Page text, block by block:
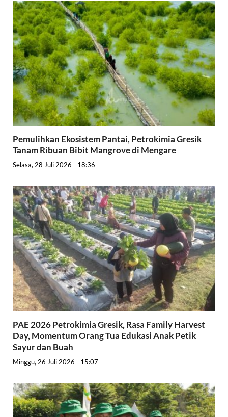
Pemulihkan Ekosistem Pantai, Petrokimia Gresik
Tanam Ribuan Bibit Mangrove di Mengare
Selasa, 28 Juli 2026 - 18:36
PAE 2026 Petrokimia Gresik, Rasa Family Harvest
Day, Momentum Orang Tua Edukasi Anak Petik
Sayur dan Buah
Minggu, 26 Juli 2026 - 15:07